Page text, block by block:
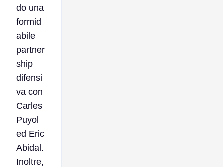
do una
formid
abile
partner
ship
difensi
va con
Carles
Puyol
ed Eric
Abidal.
Inoltre,